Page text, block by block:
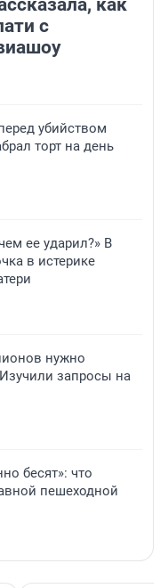
как
с
убийством
торт на день
ее ударил?» В
в истерике
нужно
запросы на
бесят»: что
пешеходной